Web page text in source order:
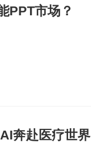
PPT市场？
奔赴医疗世界